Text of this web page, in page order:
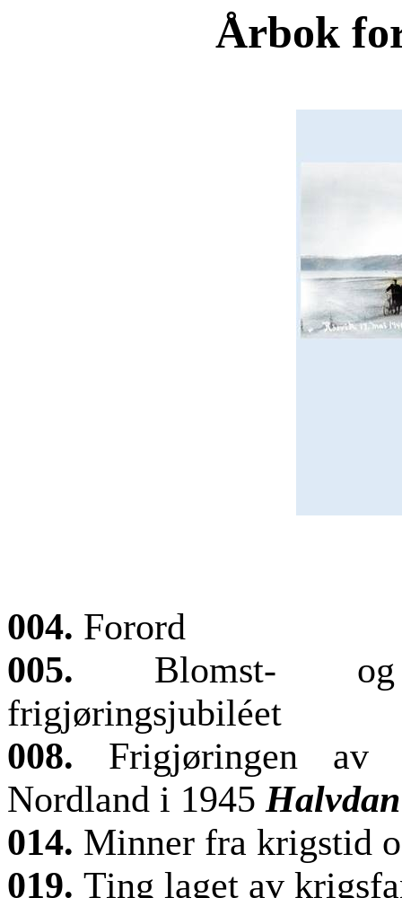
Årbok
004. Forord
005. Blomst- og
frigjøringsjubiléet
008. Frigjøringen av
Nordland i 1945
014. Minner fra krigstid
019. Ting laget av